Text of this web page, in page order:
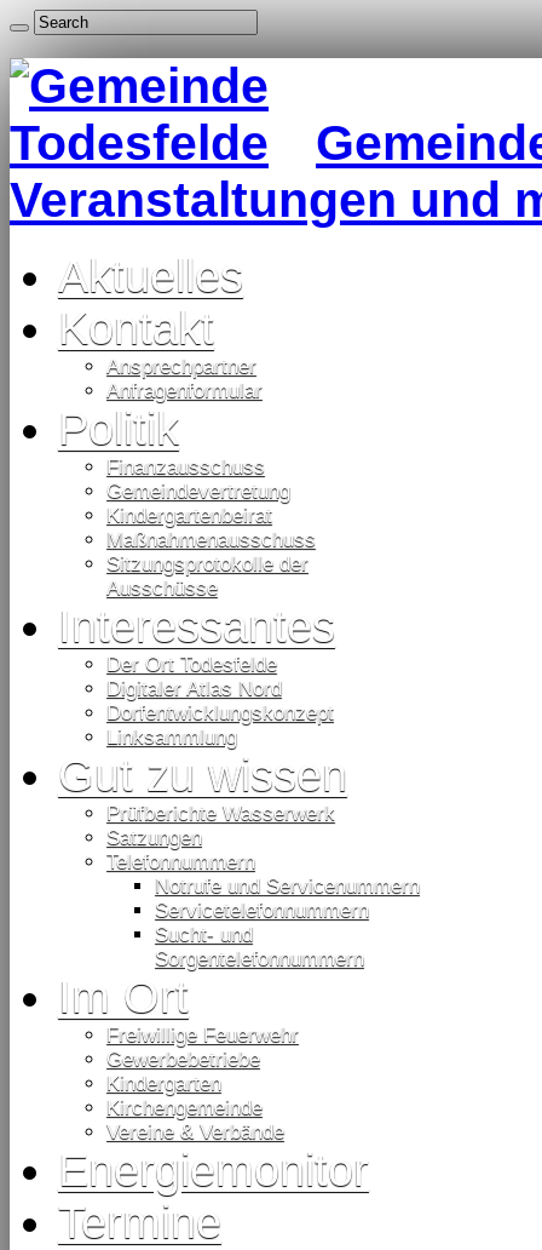
Veranstaltungen und
Aktuelles
Kontakt
Ansprechpartner
Anfragenformular
Politik
Finanzausschuss
Gemeindevertretung
Kindergartenbeirat
Maßnahmenausschuss
Sitzungsprotokolle der
Ausschüsse
Interessantes
Der Ort Todesfelde
Digitaler Atlas Nord
Dorfentwicklungskonzept
Linksammlung
Gut zu wissen
Prüfberichte Wasserwerk
Satzungen
Telefonnummern
Notrufe und Servicenummern
Servicetelefonnummern
Sucht- und
Sorgentelefonnummern
Im Ort
Freiwillige Feuerwehr
Gewerbebetriebe
Kindergarten
Kirchengemeinde
Vereine & Verbände
Energiemonitor
Termine